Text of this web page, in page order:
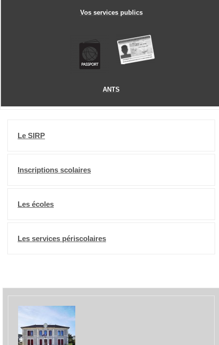
Vos services publics
ANTS
Le SIRP
Inscriptions scolaires
Les écoles
Les services périscolaires